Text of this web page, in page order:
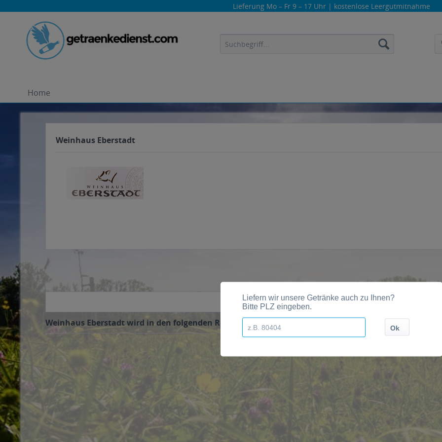
Lieferung Mo – Fr 9 – 17 Uhr | kostenlose Leergutmitnahme
Home
Weinhaus Eberstadt
Weinhaus Eberstadt wird in den folgenden Regionen, Städten, Orten und Postleitzahl-Gebieten